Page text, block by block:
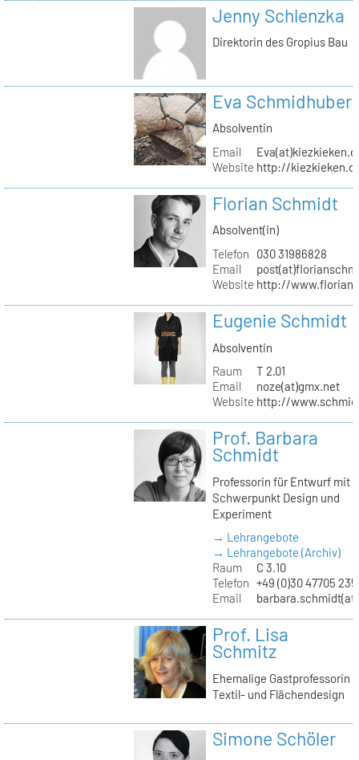
Jenny Schlenzka
Direktorin des Gropius Bau
Eva Schmidhuber
Absolventin
Email
Website http://
Florian Schmidt
Absolvent(in)
Telefon
030 31986828
Email
Website http://
Eugenie Schmidt
Absolventin
Raum
T 2.01
Email
noze(at)gmx.net
Website http://
Prof. Barbara
Schmidt
Professorin für Entwurf mit
Schwerpunkt Design und
Experiment
→ Lehrangebote
→ Lehrangebote (Archiv)
Raum
C 3.10
Telefon +49 (0)30 47705 235
Email
Prof. Lisa
Schmitz
Ehemalige Gastprofessorin
Textil- und Flächendesign
Simone Schöler